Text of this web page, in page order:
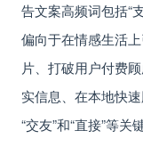
告文案高频词包括“支
偏向于在情感生活
片、打破用户付费
实信息、在本地快速
“交友”和“直接”等关